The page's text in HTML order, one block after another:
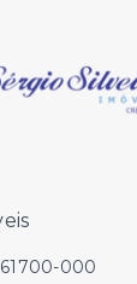
000